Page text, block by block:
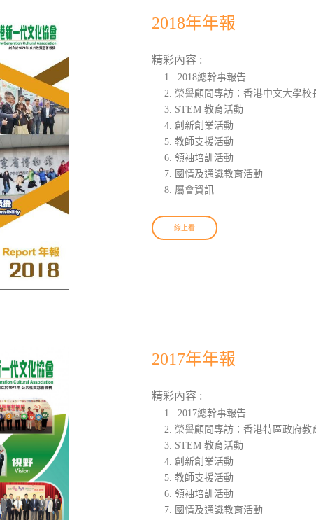
2018年年報
精彩內容 :
2018總幹事報告
榮譽顧問專訪：香港中文大學校
STEM 教育活動
創新創業活動
教師支援活動
領袖培訓活動
國情及通識教育活動
屬會資訊
線上看
2017年年報
精彩內容 :
2017總幹事報告
榮譽顧問專訪：香港特區政府教
STEM 教育活動
創新創業活動
教師支援活動
領袖培訓活動
國情及通識教育活動